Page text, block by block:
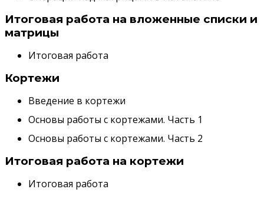
Итоговая работа на вложенные списки и
матрицы
Итоговая работа
Кортежи
Введение в кортежи
Основы работы с кортежами. Часть 1
Основы работы с кортежами. Часть 2
Итоговая работа на кортежи
Итоговая работа